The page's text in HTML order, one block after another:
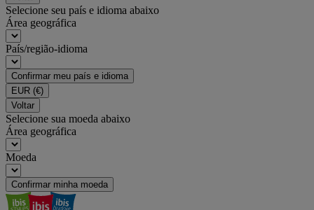
Selecione seu país e idioma abaixo
Área geográfica
País/região-idioma
Confirmar meu país e idioma
EUR (€)
Voltar
Selecione sua moeda abaixo
Área geográfica
Moeda
Confirmar minha moeda